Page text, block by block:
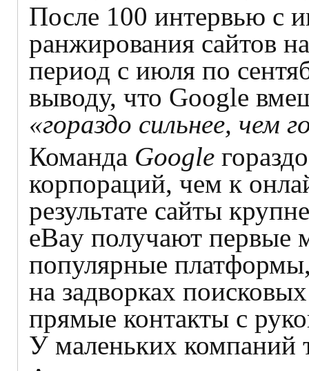
После 100 интервью с
ранжирования сайтов
период с июля по
выводу, что Google
«гораздо сильнее, чем
Команда Google
корпораций, чем к
результате сайты
eBay получают первые
популярные
на задворках
прямые контакты с
У маленьких компаний